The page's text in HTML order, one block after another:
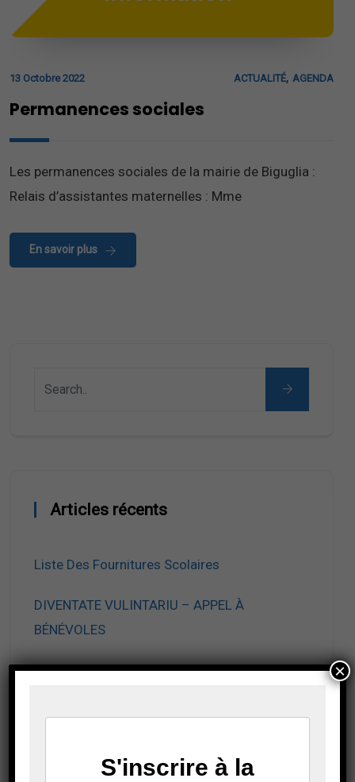
13 Octobre 2022 ACTUALITÉ, AGENDA
Permanences sociales
Les permanences sociales de la mairie de Biguglia :
Relais d’assistantes maternelles : Mme
En savoir plus
Articles récents
Liste Des Fournitures Scolaires
DIVENTATE VULINTARIU – APPEL À
BÉNÉVOLES
Inscriptions Au Marché De Noël
Horaires De Rentrée Scolaire 2026-2027
×